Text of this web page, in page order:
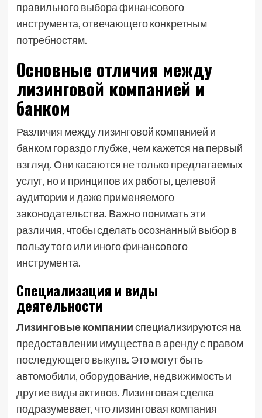
правильного выбора финансового
инструмента, отвечающего конкретным
потребностям.
Основные отличия между
лизинговой компанией и
банком
Различия между лизинговой компанией и
банком гораздо глубже, чем кажется на первый
взгляд. Они касаются не только предлагаемых
услуг, но и принципов их работы, целевой
аудитории и даже применяемого
законодательства. Важно понимать эти
различия, чтобы сделать осознанный выбор в
пользу того или иного финансового
инструмента.
Специализация и виды
деятельности
Лизинговые компанииспециализируются на
предоставлении имущества в аренду с правом
последующего выкупа. Это могут быть
автомобили, оборудование, недвижимость и
другие виды активов. Лизинговая сделка
подразумевает, что лизинговая компания